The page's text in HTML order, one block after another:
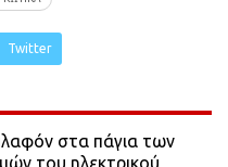
Twitter
στα πάγια των
του ηλεκτρικού